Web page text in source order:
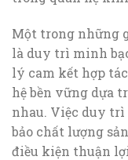
Một trong những
là duy trì minh
lý cam kết hợp
hệ bền vững dựa
nhau. Việc duy trì
bảo chất lượng
điều kiện thuận